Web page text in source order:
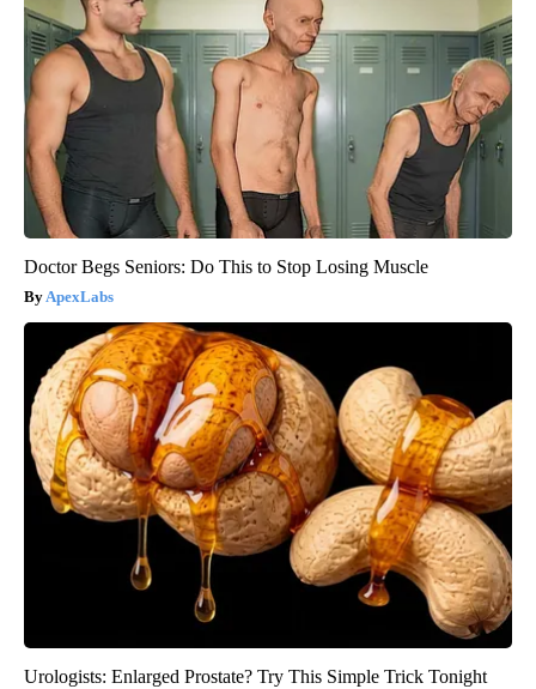
Doctor Begs Seniors: Do This to Stop Losing Muscle
ApexLabs
Urologists: Enlarged Prostate? Try This Simple Trick Tonight